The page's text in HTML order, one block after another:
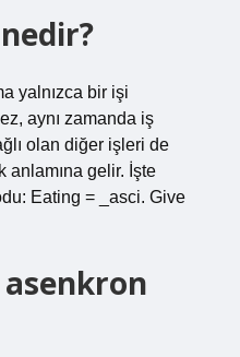
yalnızca bir işi
aynı zamanda iş
olan diğer işleri de
anlamına gelir. İşte
Eating = _asci. Give
asenkron